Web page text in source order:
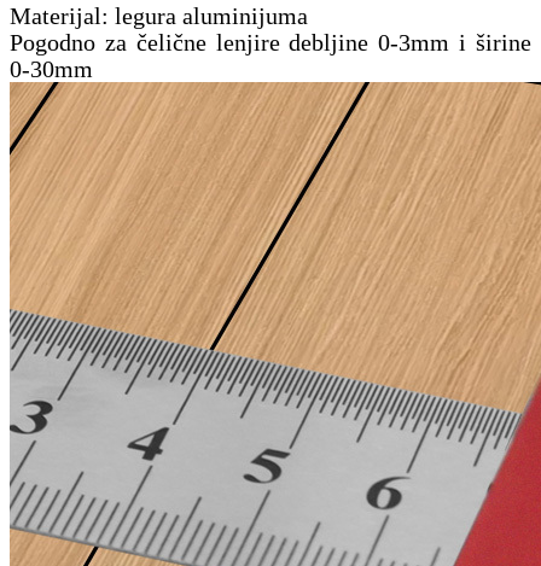
Materijal: legura aluminijuma
Pogodno za čelične lenjire debljine 0-3mm i širine
0-30mm